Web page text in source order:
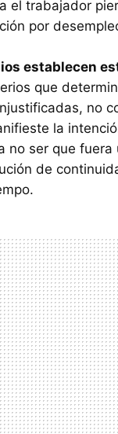
el trabajador
por
establecen
que
no
la
no ser que fuera
de